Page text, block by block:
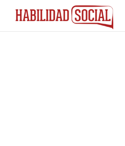
Saltar
Saltar